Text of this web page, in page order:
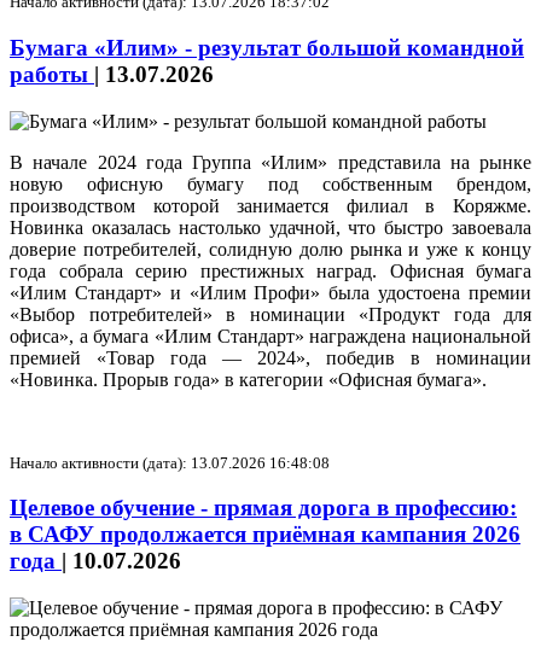
Бумага «Илим» - результат большой командной
работы | 13.07.2026
В начале 2024 года Группа «Илим» представила на рынке
новую офисную бумагу под собственным брендом,
производством которой занимается филиал в Коряжме.
Новинка оказалась настолько удачной, что быстро завоевала
доверие потребителей, солидную долю рынка и уже к концу
года собрала серию престижных наград. Офисная бумага
«Илим Стандарт» и «Илим Профи» была удостоена премии
«Выбор потребителей» в номинации «Продукт года для
офиса», а бумага «Илим Стандарт» награждена национальной
премией «Товар года — 2024», победив в номинации
«Новинка. Прорыв года» в категории «Офисная бумага».
Начало активности (дата): 13.07.2026 16:48:08
Целевое обучение - прямая дорога в профессию:
в САФУ продолжается приёмная кампания 2026
года | 10.07.2026